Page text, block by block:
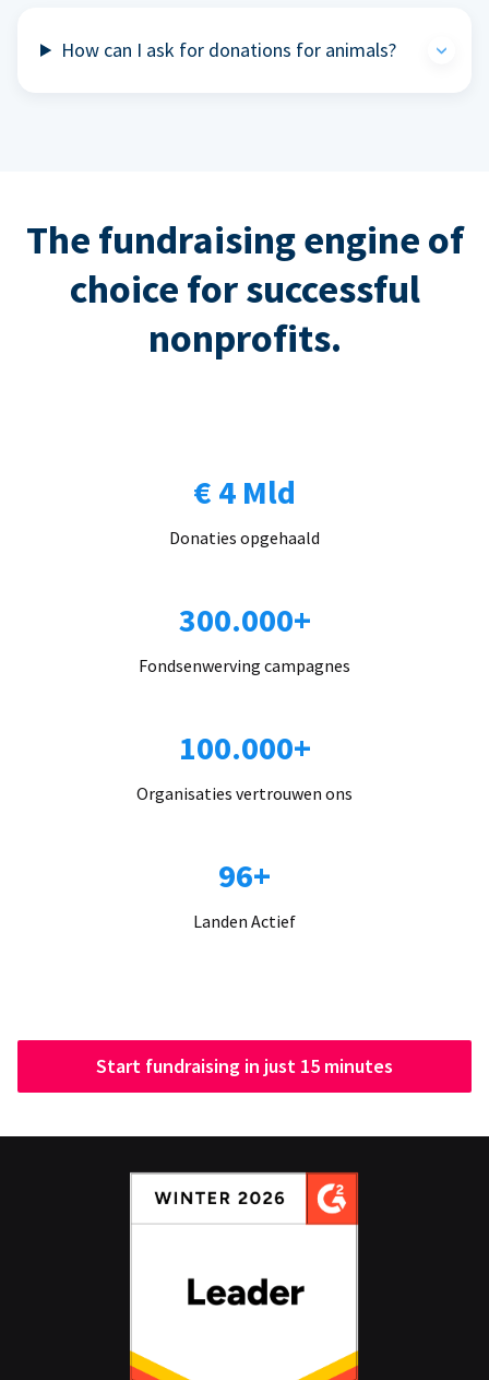
How can I ask for donations for animals?
The fundraising engine of
choice for successful
nonprofits.
€ 4 Mld
Donaties opgehaald
300.000+
Fondsenwerving campagnes
100.000+
Organisaties vertrouwen ons
96+
Landen Actief
Start fundraising in just 15 minutes